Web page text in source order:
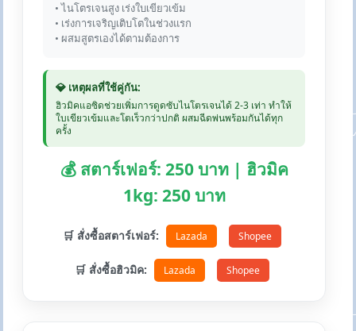
• ไนโตรเจนสูง เร่งใบเขียวเข้ม
• เร่งการเจริญเติบโตในช่วงแรก
• ผสมสูตรเองได้ตามต้องการ
💎 เหตุผลที่ใช้คู่กัน:
ฮิวมิคแอซิดช่วยเพิ่มการดูดซับไนโตรเจนได้ 2-3 เท่า ทำให้
ใบเขียวเข้มและโตเร็วกว่าปกติ ผสมฉีดพ่นพร้อมกันได้ทุก
ครั้ง
💰 สตาร์เฟอร์: 250 บาท | ฮิวมิค
1kg: 250 บาท
🛒 สั่งซื้อสตาร์เฟอร์: Lazada Shopee
🛒 สั่งซื้อฮิวมิค: Lazada Shopee